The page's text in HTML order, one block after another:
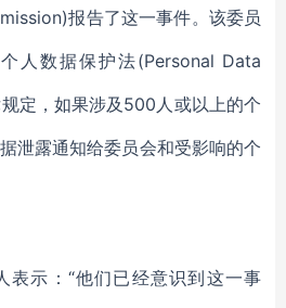
报告了这一事件。该委员
人数据保护法(Personal Data
定，如果涉及500人或以上的个
泄露通知给委员会和受影响的个
表示：“他们已经意识到这一事